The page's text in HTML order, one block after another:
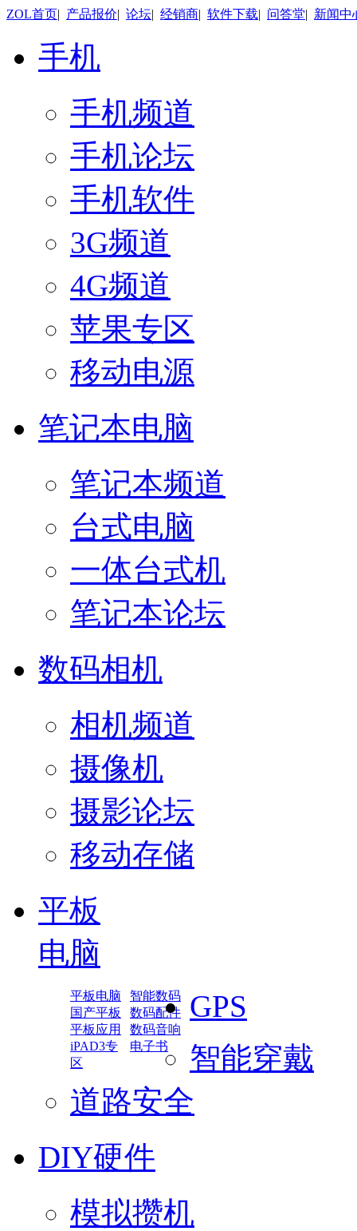
ZOL首页| 产品报价| 论坛| 经销商| 软件下载| 问答堂| 新闻中
手机
手机频道
手机论坛
手机软件
3G频道
4G频道
苹果专区
移动电源
笔记本电脑
笔记本频道
台式电脑
一体台式机
笔记本论坛
数码相机
相机频道
摄像机
摄影论坛
移动存储
平板
电脑
平板电脑
智能数码
国产平板
数码配件
平板应用
数码音响
iPAD3专
区
电子书
GPS
智能穿戴
道路安全
DIY硬件
模拟攒机